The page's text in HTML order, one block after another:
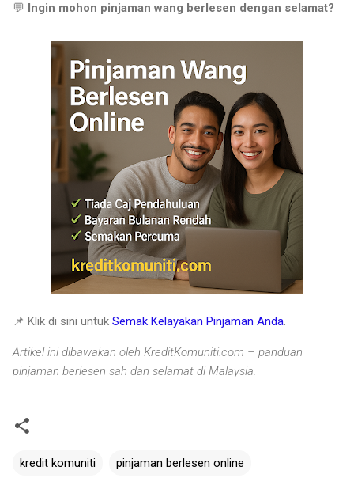
💬 Ingin mohon pinjaman wang berlesen dengan selamat?
📌 Klik di sini untuk Semak Kelayakan Pinjaman Anda.
Artikel ini dibawakan oleh KreditKomuniti.com – panduan
pinjaman berlesen sah dan selamat di Malaysia.
kredit komuniti pinjaman berlesen online